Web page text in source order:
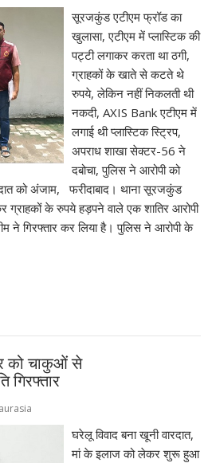
सूरजकुंड एटीएम फ्रॉड का
खुलासा, एटीएम में प्लास्टिक की
पट्टी लगाकर करता था ठगी,
ग्राहकों के खाते से कटते थे
रुपये, लेकिन नहीं निकलती थी
नकदी, AXIS Bank एटीएम में
लगाई थी प्लास्टिक स्ट्रिप,
अपराध शाखा सेक्टर-56 ने
दबोचा, पुलिस ने आरोपी को
को अंजाम, फरीदाबाद। थाना सूरजकुंड
के रुपये हड़पने वाले एक शातिर आरोपी
ने गिरफ्तार कर लिया है। पुलिस ने आरोपी के
को चाकुओं से
गिरफ्तार
घरेलू विवाद बना खूनी वारदात,
मां के इलाज को लेकर शुरू हुआ